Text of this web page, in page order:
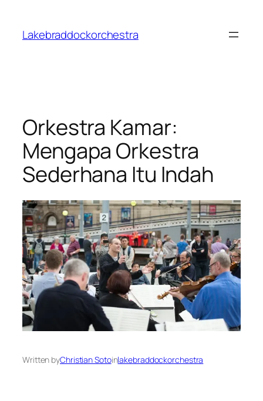
content
Lakebraddockorchestra
Orkestra Kamar:
Mengapa Orkestra
Sederhana Itu Indah
Written byChristian Sotoinlakebraddockorchestra